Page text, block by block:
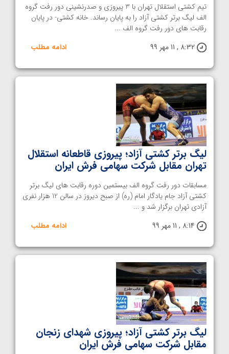
تیم کشتی استقلال تهران با 3 پیروزی و صدرنشینی دور رفت گروه
الف لیگ برتر کشتی آزاد را به پایان رساند. خانه کشتی- در پایان
رقابت های دور رفت گروه الف ...
8:32 , 11 مهر 99
ادامه مطلب
لیگ برتر کشتی آزاد؛ پیروزی قاطعانه استقلال
تهران مقابل شرکت سهامی فرش ایران
مسابقات دور رفت گروه الف بیستمین دوره رقابت های لیگ برتر
کشتی آزاد جام یادگار امام (ره) از صبح دیروز در سالن 12 هزار نفری
آزادی تهران برگزار شد و ...
8:14 , 11 مهر 99
ادامه مطلب
لیگ برتر کشتی آزاد؛ پیروزی شهدای زنجان
مقابل شرکت سهامی فرش ایران